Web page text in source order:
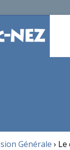
Générale › Le